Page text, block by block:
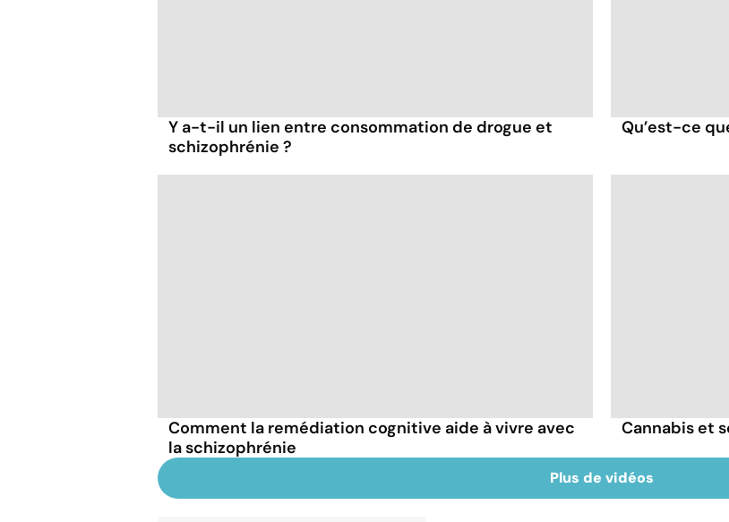
Y a-t-il un lien entre consommation de drogue et
schizophrénie ?
Qu’est-ce
Comment la remédiation cognitive aide à vivre avec
la schizophrénie
Cannabis et
Plus de vidéos